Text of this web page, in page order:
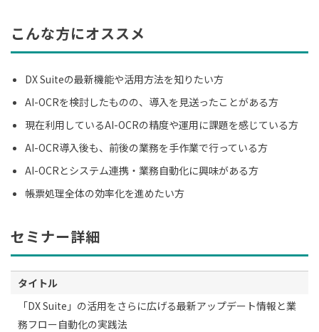
こんな方にオススメ
DX Suiteの最新機能や活用方法を知りたい方
AI-OCRを検討したものの、導入を見送ったことがある方
現在利用しているAI-OCRの精度や運用に課題を感じている方
AI-OCR導入後も、前後の業務を手作業で行っている方
AI-OCRとシステム連携・業務自動化に興味がある方
帳票処理全体の効率化を進めたい方
セミナー詳細
タイトル
「DX Suite」の活用をさらに広げる最新アップデート情報と業
務フロー自動化の実践法